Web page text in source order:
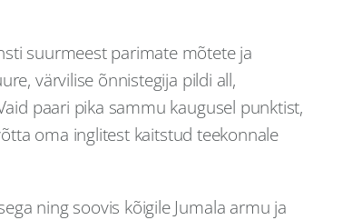
suurmeest parimate mõtete ja
värvilise õnnistegija pildi all,
paari pika sammu kaugusel punktist,
oma inglitest kaitstud teekonnale
ning soovis kõigile Jumala armu ja